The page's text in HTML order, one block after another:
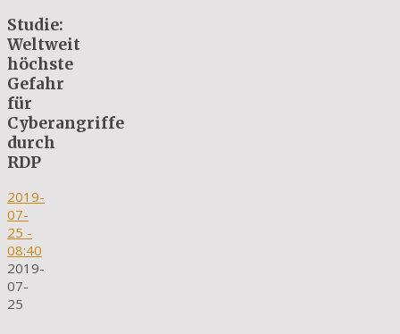
Studie:
Weltweit
höchste
Gefahr
für
Cyberangriffe
durch
RDP
2019-
07-
25 -
08:40
2019-
07-
25